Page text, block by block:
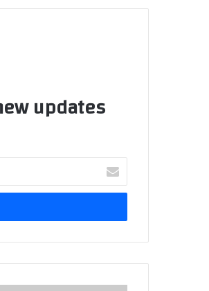
updates!
بريدك
الإلكتروني